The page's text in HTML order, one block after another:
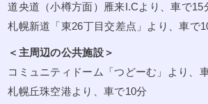
道央道（小樽方面）雁来I.Cより、車で15
札幌新道「東26丁目交差点」より、車で
＜主周辺の公共施設＞
コミュニティドーム「つどーむ」より、
札幌丘珠空港より、車で10分